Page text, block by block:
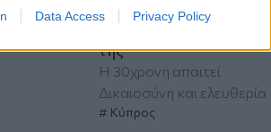
Data Access Privacy Policy
μιλά 30 χρόνια μετά τη
της
Η 30χρονη απαιτεί
Δικαιοσύνη και ελευθερία
Κύπρος